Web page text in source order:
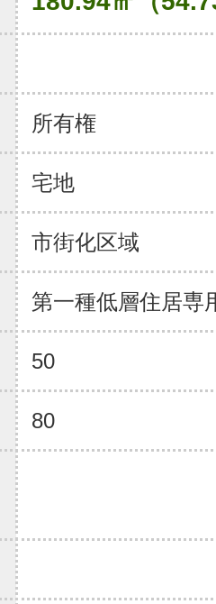
所有権
宅地
市街化区域
第一種低層住居専
50
80